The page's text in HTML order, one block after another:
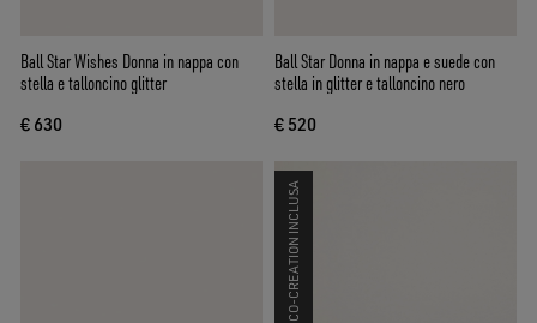
Ball Star Wishes Donna in nappa con
stella e talloncino glitter
€ 630
Ball Star Donna in nappa e suede con
stella in glitter e talloncino nero
€ 520
CO-CREATION INCLUSA